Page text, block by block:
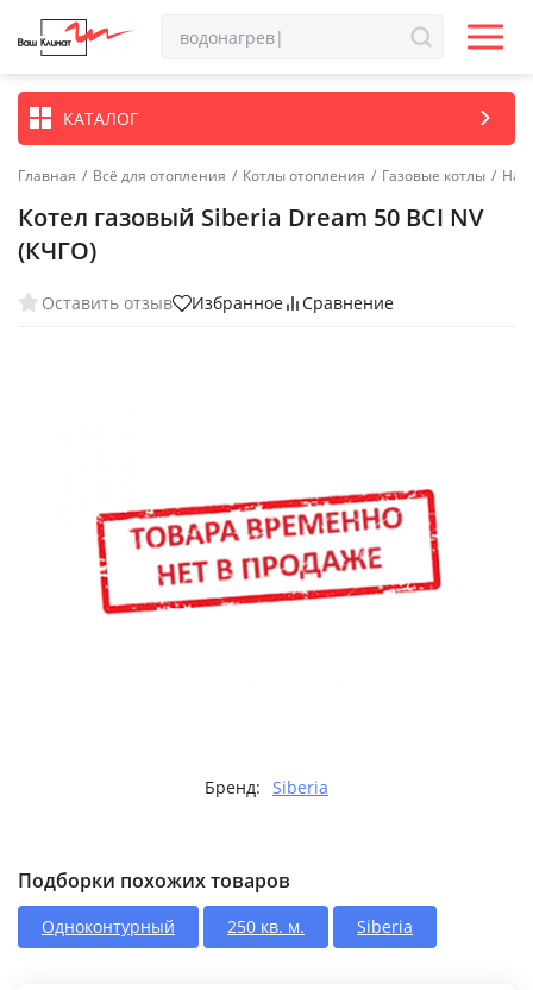
КАТАЛОГ
Главная / Всё для отопления / Котлы отопления / Газовые котлы /
Котел газовый Siberia Dream 50 BCI NV
(КЧГО)
Оставить отзыв Избранное Сравнение
Бренд: Siberia
Подборки похожих товаров
Одноконтурный 250 кв. м. Siberia